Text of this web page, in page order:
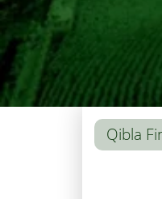
Qibla